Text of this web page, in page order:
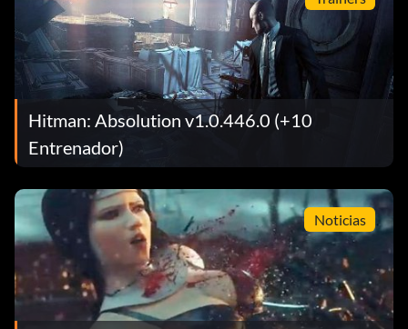
Hitman: Absolution v1.0.446.0 (+10
Entrenador)
Noticias